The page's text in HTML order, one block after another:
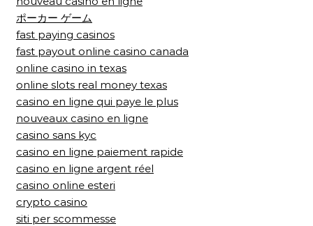
ポーカー ゲーム
fast paying casinos
fast payout online casino canada
online casino in texas
online slots real money texas
casino en ligne qui paye le plus
nouveaux casino en ligne
casino sans kyc
casino en ligne paiement rapide
casino en ligne argent réel
casino online esteri
crypto casino
siti per scommesse